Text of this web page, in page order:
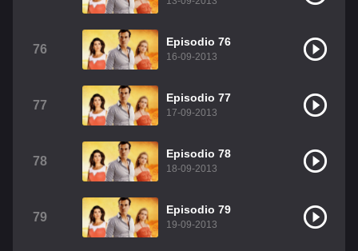
76
Episodio 76
16-09-2013
77
Episodio 77
17-09-2013
78
Episodio 78
18-09-2013
79
Episodio 79
19-09-2013